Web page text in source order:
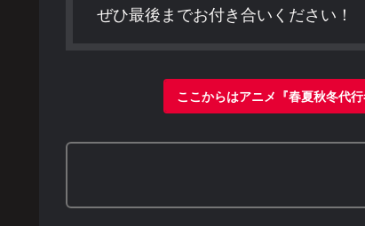
ぜひ最後までお付き合いください！
ここからはアニメ『春夏秋冬代